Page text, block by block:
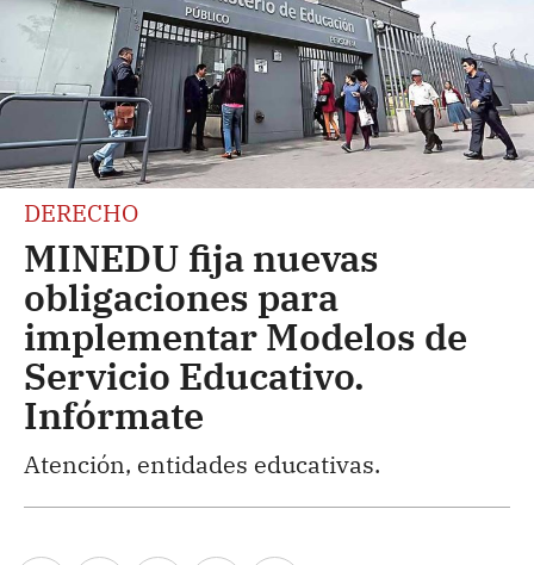
DERECHO
MINEDU fija nuevas
obligaciones para
implementar Modelos de
Servicio Educativo.
Infórmate
Atención, entidades educativas.